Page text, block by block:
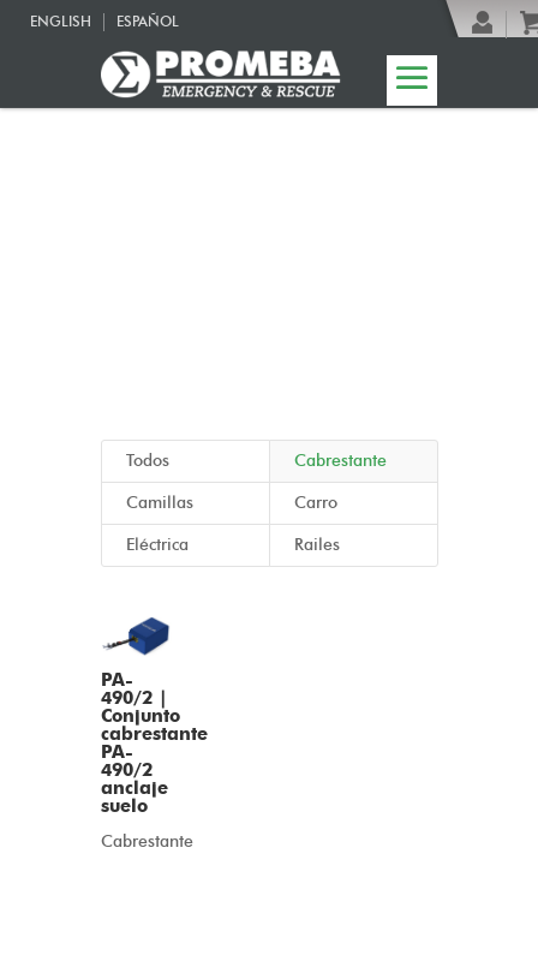
ENGLISH ESPAÑOL
Todos Cabrestante
Camillas Carro
Eléctrica Railes
PA-
490/2 |
Conjunto
cabrestante
PA-
490/2
anclaje
suelo
Cabrestante